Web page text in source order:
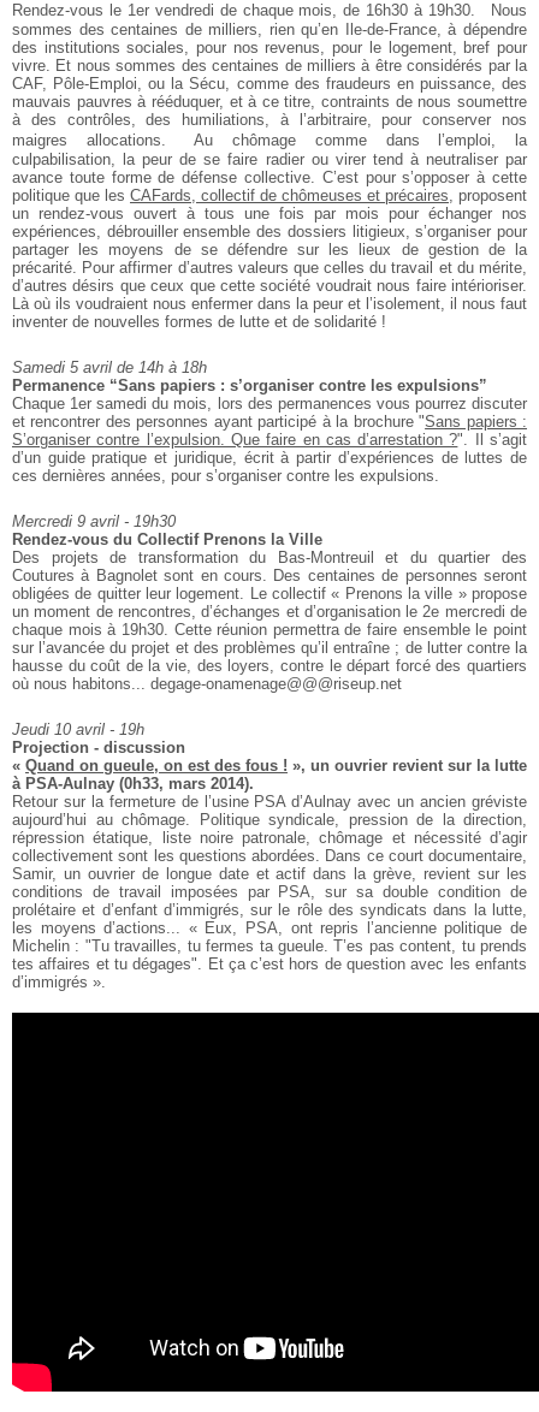
Rendez-vous le 1er vendredi de chaque mois, de 16h30 à 19h30. Nous
sommes des centaines de milliers, rien qu’en Ile-de-France, à dépendre
des institutions sociales, pour nos revenus, pour le logement, bref pour
vivre. Et nous sommes des centaines de milliers à être considérés par la
CAF, Pôle-Emploi, ou la Sécu, comme des fraudeurs en puissance, des
mauvais pauvres à rééduquer, et à ce titre, contraints de nous soumettre
àdes contrôles, des humiliations, à l’arbitraire, pour conserver nos
maigres allocations. Au chômage comme dans l’emploi, la
culpabilisation, la peur de se faire radier ou virer tend à neutraliser par
avance touteforme de défense collective. C’est pour s’opposer à cette
politique que les CAFards, collectif de chômeuses et précaires, proposent
un rendez-vous ouvert à tous une fois par mois pour échanger nos
expériences, débrouillerensemble des dossiers litigieux, s’organiser pour
partager les moyens dese défendre sur les lieux de gestion de la
précarité. Pour affirmer d’autres valeurs que celles du travail et du mérite,
d’autres désirs queceux que cette société voudrait nous faire intérioriser.
Là où ils voudraient nous enfermer dans la peur et l’isolement, il nous faut
inventer de nouvelles formes de lutte et de solidarité !
Samedi 5 avril de 14h à 18h
Permanence “Sans papiers : s’organiser contre les expulsions”
Chaque 1er samedi du mois, lors des permanences vous pourrez discuter
et rencontrer des personnes ayant participé à la brochure "Sans papiers :
S’organiser contre l’expulsion. Que faire en cas d’arrestation ?". Il
s’agit
d’un guide pratique et juridique, écrit à partir d’expériences deluttes de
ces dernières années, pour s’organiser contre les expulsions.
Mercredi 9 avril - 19h30
Rendez-vous du Collectif Prenons la Ville
Des projets de transformation du Bas-Montreuil et du quartier des
Coutures à Bagnolet sont en cours. Des centaines de personnes seront
obligées de quitter leur logement. Le collectif « Prenons la ville » propose
un moment de rencontres, d’échanges et d’organisation le 2e mercredi de
chaque mois à 19h30. Cette réunion permettra de faire ensemble le point
sur l’avancée du projet et des problèmes qu’il entraîne ; de lutter contre la
hausse ducoût de la vie, des loyers, contre le départ forcé des quartiers
où nous habitons... degage-onamenage@@@riseup.net
Jeudi 10 avril - 19h
Projection - discussion
« Quand on gueule, on est des fous ! », un ouvrier revient sur la lutte
à PSA-Aulnay (0h33, mars 2014).
Retour sur la fermeture de l’usine PSA d’Aulnay avec un ancien gréviste
aujourd’hui au chômage. Politique syndicale, pression de la direction,
répression étatique, liste noire patronale, chômage et nécessité d’agir
collectivement sont les questions abordées. Dans ce court documentaire,
Samir, un ouvrier de longue date et actif dans la grève, revient sur les
conditions de travail imposées par PSA, sur sa double condition de
prolétaire et d’enfant d’immigrés, sur le rôle des syndicats dans la lutte,
les moyens d’actions... « Eux, PSA, ont repris l’ancienne politique de
Michelin : "Tu travailles, tu fermes ta gueule. T’es pas content, tu prends
tes affaires et tu dégages". Et ça c’est hors de question avec les enfants
d’immigrés ».